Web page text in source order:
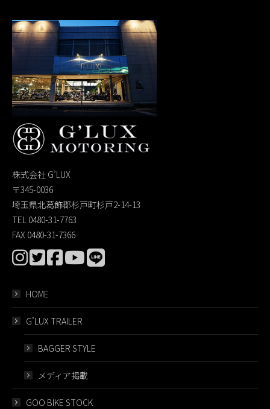
株式会社 G’LUX
〒345-0036
埼玉県北葛飾郡杉戸町杉戸2-14-13
TEL 0480-31-7763
FAX 0480-31-7366
HOME
G’LUX TRAILER
BAGGER STYLE
メディア掲載
GOO BIKE STOCK